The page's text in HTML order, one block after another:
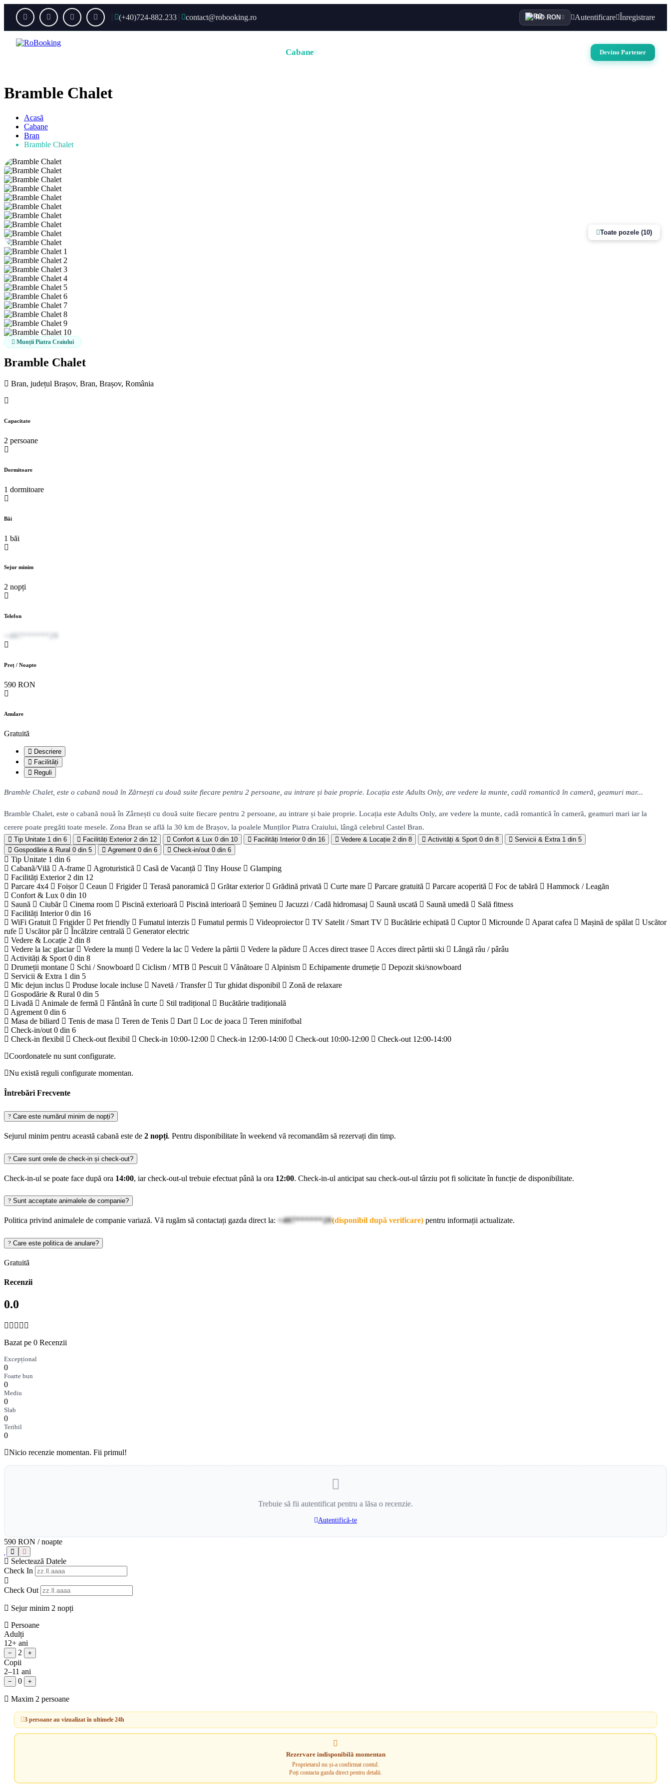
(+40)724-882.233 contact@robooking.ro RO· RON Autentificare Înregistrare
Cabane Devino Partener
Bramble Chalet
Acasă
Cabane
Bran
Bramble Chalet
Toate pozele (10)
Munții Piatra Craiului
Bramble Chalet
Bran, județul Brașov, Bran, Brașov, România
Capacitate
2 persoane
Dormitoare
1 dormitoare
Băi
1 băi
Sejur minim
2 nopți
Telefon
+407******29
Preț / Noapte
590 RON
Anulare
Gratuită
Descriere
Facilități
Reguli
Bramble Chalet, este o cabană nouă în Zârnești cu două suite fiecare pentru 2 persoane, au intrare și baie proprie. Locația este Adults Only, are vedere la munte, cadă romantică în cameră, geamuri mar...
Bramble Chalet, este o cabană nouă în Zârnești cu două suite fiecare pentru 2 persoane, au intrare și baie proprie. Locația este Adults Only, are vedere la munte, cadă romantică în cameră, geamuri mari iar la
cerere poate pregăti toate mesele. Zona Bran se află la 30 km de Brașov, la poalele Munților Piatra Craiului, lângă celebrul Castel Bran.
Tip Unitate 1 din 6 Facilități Exterior 2 din 12 Confort & Lux 0 din 10 Facilități Interior 0 din 16 Vedere & Locație 2 din 8 Activități & Sport 0 din 8 Servicii & Extra 1 din 5
Gospodărie & Rural 0 din 5 Agrement 0 din 6 Check-in/out 0 din 6
Tip Unitate 1 din 6
Cabanã/Vilã
A-frame Agroturisticã Casã de Vacanță Tiny House
Glamping
Facilități Exterior 2 din 12
Parcare 4x4
Foișor Ceaun Frigider Terasă panoramică Grătar exterior Grădină privată Curte mare Parcare gratuită Parcare acoperită Foc de tabără
Hammock / Leagăn
Confort & Lux 0 din 10
Saună
Ciubăr Cinema room Piscină exterioară Piscină interioară Șemineu Jacuzzi / Cadă hidromasaj Saună uscată Saună umedă
Sală fitness
Facilități Interior0 din 16
WiFi Gratuit
Frigider Pet friendly Fumatul interzis Fumatul permis Videoproiector TV Satelit / Smart TV Bucătărie echipată Cuptor Microunde Aparat cafea Mașină de spălat
Uscător
rufe
Uscător păr Încălzire centrală
Generator electric
Vedere & Locație 2 din 8
Vedere la lac glaciar
Vedere la munți Vedere la lac Vedere la pârtii Vedere la pădure Acces direct trasee Acces direct pârtii ski
Lângă râu / pârâu
Activități & Sport 0 din 8
Drumeții montane
Schi / Snowboard Ciclism / MTB Pescuit Vânătoare Alpinism Echipamente drumeție
Depozit ski/snowboard
Servicii & Extra 1 din 5
Mic dejun inclus
Produse locale incluse Navetă / Transfer Tur ghidat disponibil
Zonă de relaxare
Gospodărie & Rural 0 din 5
Livadă
Animale de fermă Fântână în curte Stil tradițional
Bucătărie tradițională
Agrement 0 din 6
Masa de biliard
Tenis de masa Teren de Tenis Dart Loc de joaca
Teren minifotbal
Check-in/out 0 din 6
Check-in flexibil
Check-out flexibil Check-in 10:00-12:00 Check-in 12:00-14:00 Check-out 10:00-12:00
Check-out 12:00-14:00
Coordonatele nu sunt configurate.
Nu există reguli configurate momentan.
Întrebări Frecvente
Care este numărul minim de nopți?
Sejurul minim pentru această cabană este de 2 nopți. Pentru disponibilitate în weekend vă recomandăm să rezervați din timp.
Care sunt orele de check-in și check-out?
Check-in-ul se poate face după ora 14:00, iar check-out-ul trebuie efectuat până la ora 12:00. Check-in-ul anticipat sau check-out-ul târziu pot fi solicitate în funcție de disponibilitate.
Sunt acceptate animalele de companie?
Politica privind animalele de companie variază. Vă rugăm să contactați gazda direct la: +407******29(disponibil după verificare) pentru informații actualizate.
Care este politica de anulare?
Gratuită
Recenzii
0.0
Bazat pe 0 Recenzii
Excepțional
0
Foarte bun
0
Mediu
0
Slab
0
Teribil
0
Nicio recenzie momentan. Fii primul!
Trebuie să fii autentificat pentru a lăsa o recenzie.
Autentifică-te
590 RON / noapte
Selectează Datele
Check In
Check Out
Sejur minim 2 nopți
Persoane
Adulți
12+ ani
− 2 +
Copii
2–11 ani
− 0 +
Maxim 2 persoane
3 persoane au vizualizat în ultimele 24h
Rezervare indisponibilă momentan
Proprietarul nu și-a confirmat contul.
Poți contacta gazda direct pentru detalii.